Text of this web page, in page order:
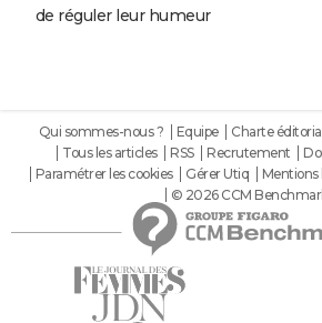
de réguler leur humeur
Qui sommes-nous ? Equipe Charte
Tous les articles
RSS Recrutement
Paramétrer les cookies
Gérer Utiq Mentions
© 2026 CCM